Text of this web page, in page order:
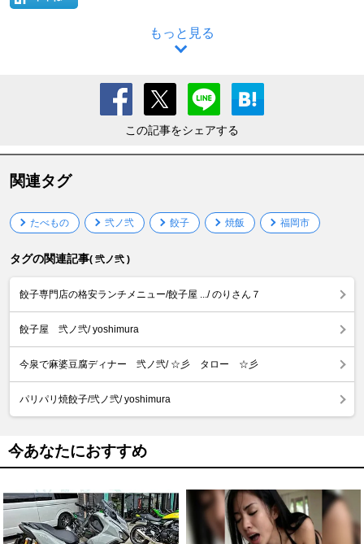
もっと見る
この記事をシェアする
関連タグ
たべもの 弐ノ弐 餃子 焼飯 福岡市
タグの関連記事( 弐ノ弐 )
餃子専門店の格安ランチメニュー/餃子屋 .../ のりさん７
餃子屋 弐ノ弐/ yoshimura
今泉で麻婆豆腐ディナー 弐ノ弐/ ☆彡 タロー ☆彡
パリパリ焼餃子/弐ノ弐/ yoshimura
今あなたにおすすめ